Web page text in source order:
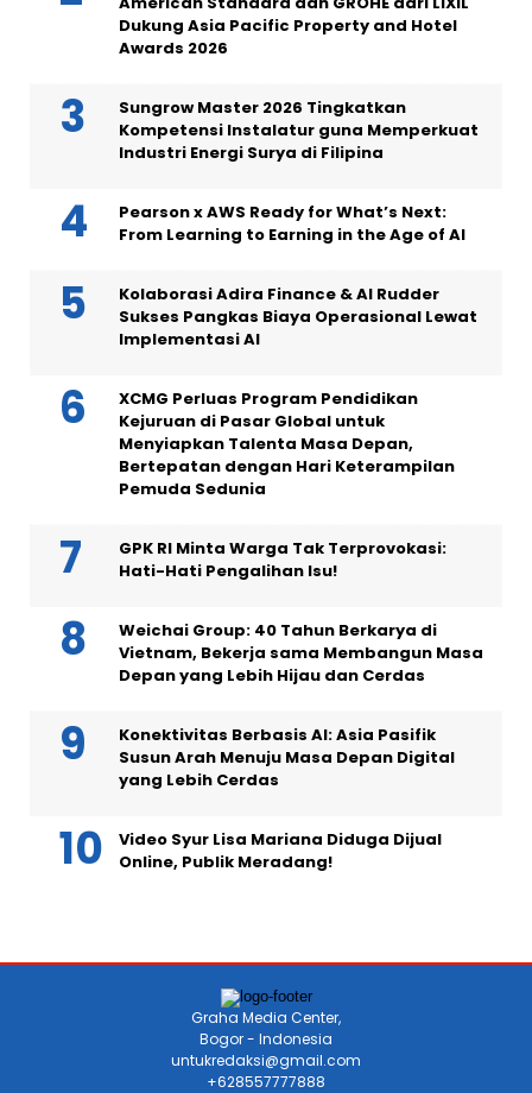
Dukung Asia Pacific Property and Hotel
Awards 2026
Sungrow Master 2026 Tingkatkan
Kompetensi Instalatur guna Memperkuat
Industri Energi Surya di Filipina
Pearson x AWS Ready for What’s Next:
From Learning to Earning in the Age of AI
Kolaborasi Adira Finance & AI Rudder
Sukses Pangkas Biaya Operasional Lewat
Implementasi AI
XCMG Perluas Program Pendidikan
Kejuruan di Pasar Global untuk
Menyiapkan Talenta Masa Depan,
Bertepatan dengan Hari Keterampilan
Pemuda Sedunia
GPK RI Minta Warga Tak Terprovokasi:
Hati-Hati Pengalihan Isu!
Weichai Group: 40 Tahun Berkarya di
Vietnam, Bekerja sama Membangun Masa
Depan yang Lebih Hijau dan Cerdas
Konektivitas Berbasis AI: Asia Pasifik
Susun Arah Menuju Masa Depan Digital
yang Lebih Cerdas
Video Syur Lisa Mariana Diduga Dijual
Online, Publik Meradang!
Graha Media Center,
Bogor - Indonesia
untukredaksi@gmail.com
+628557777888